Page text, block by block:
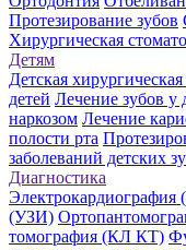
Протезирование зубов
Хирургическая
Детям
Детская
детей Лечение зубов у
наркозом Лечение
полости рта
заболеваний детских
Диагностика
(УЗИ)
томография (КЛ КТ)